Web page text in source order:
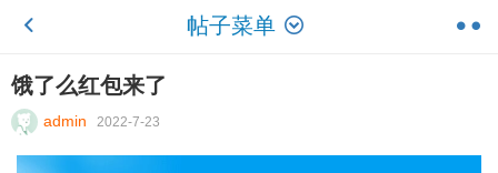
帖子菜单
饿了么红包来了
admin 2022-7-23